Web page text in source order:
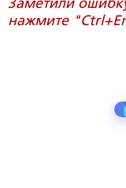
Заметили
нажмите